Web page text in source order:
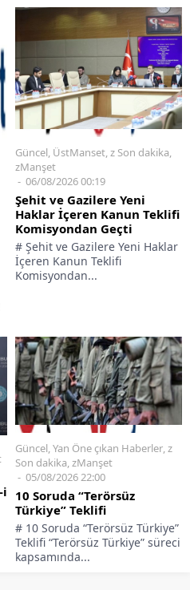
Güncel ÜstManset z Son dakika
zManşet
06/08/2026 00:19
Şehit ve Gazilere Yeni
Haklar İçeren Kanun Teklifi
Komisyondan Geçti
# Şehit ve Gazilere Yeni Haklar
İçeren Kanun Teklifi
Komisyondan...
Güncel,Yan Öne çıkan Haberler,z
Son dakika,zManşet
05/08/2026 22:00
10 Soruda “Terörsüz
Türkiye” Teklifi
# 10 Soruda “Terörsüz Türkiye”
Teklifi “Terörsüz Türkiye” süreci
kapsamında...